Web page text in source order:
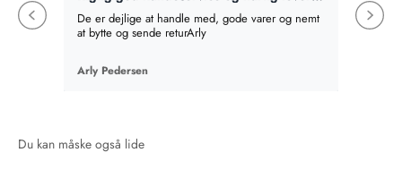
De er dejlige at handle med, gode varer og nemt
at bytte og sende returArly
Arly Pedersen
det